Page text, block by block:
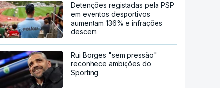
Detenções registadas pela PSP
em eventos desportivos
aumentam 136% e infrações
descem
Rui Borges "sem pressão"
reconhece ambições do
Sporting